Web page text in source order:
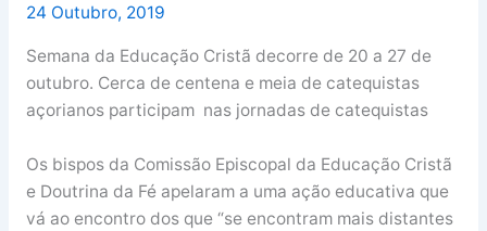
24 Outubro, 2019
Semana da Educação Cristã decorre de 20 a 27 de
outubro. Cerca de centena e meia de catequistas
açorianos participam nas jornadas de catequistas
Os bispos da Comissão Episcopal da Educação Cristã
e Doutrina da Fé apelaram a uma ação educativa que
vá ao encontro dos que “se encontram mais distantes